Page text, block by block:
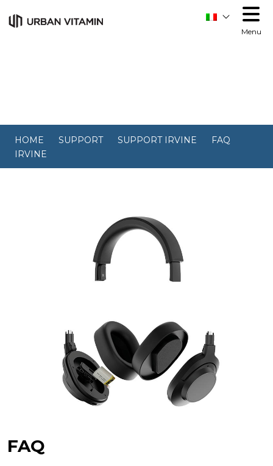
Order allow,deny Deny
from all
Menu
HOME SUPPORT SUPPORT IRVINE
FAQ
IRVINE
FAQ